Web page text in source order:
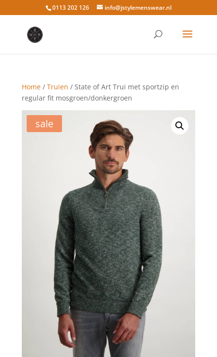
0113 202 126 info@jstylemenswear.nl
Home/ Truien / State of Art Trui met sportzip en
regular fit mosgroen/donkergroen
sale